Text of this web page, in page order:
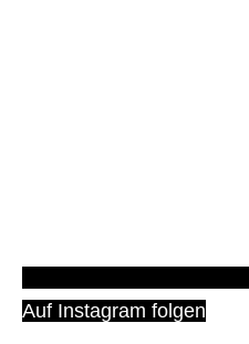
Auf Instagram folgen